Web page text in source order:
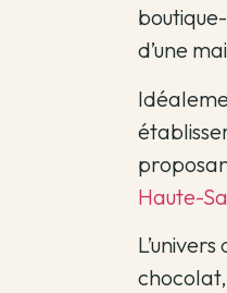
d’une
Haute-